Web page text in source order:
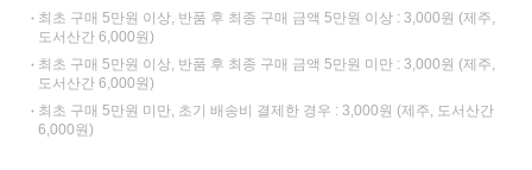
최초 구매 5만원 이상, 반품 후 최종 구매 금액 5만원 이상 : 3,000원 (제주,
도서산간 6,000원)
최초 구매 5만원 이상, 반품 후 최종 구매 금액 5만원 미만 : 3,000원 (제주,
도서산간 6,000원)
최초 구매 5만원 미만, 초기 배송비 결제한 경우 : 3,000원 (제주, 도서산간
6,000원)